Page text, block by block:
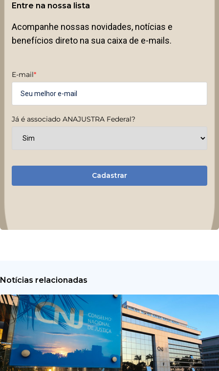
Entre na nossa lista
Acompanhe nossas novidades, notícias e
benefícios direto na sua caixa de e-mails.
E-mail*
Já é associado ANAJUSTRA Federal?
Cadastrar
Notícias relacionadas